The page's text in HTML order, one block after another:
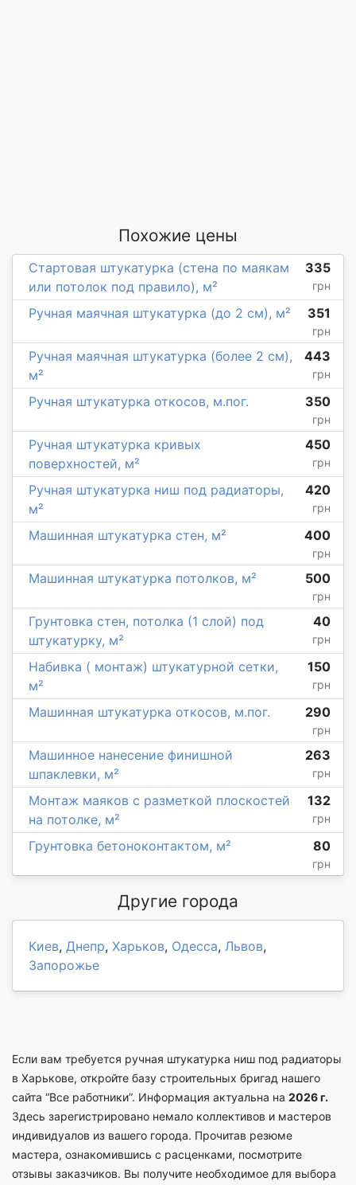
Похожие цены
Стартовая штукатурка (стена по маякам
или потолок под правило), м²
335
грн
Ручная маячная штукатурка (до 2 см), м² 351
грн
Ручная маячная штукатурка (более 2 см),
м²
443
грн
Ручная штукатурка откосов, м.пог. 350
грн
Ручная штукатурка кривых
поверхностей, м²
450
грн
Ручная штукатурка ниш под радиаторы,
м²
420
грн
Машинная штукатурка стен, м² 400
грн
Машинная штукатурка потолков, м² 500
грн
Грунтовка стен, потолка (1 слой) под
штукатурку, м²
40
грн
Набивка ( монтаж) штукатурной сетки,
м²
150
грн
Машинная штукатурка откосов, м.пог. 290
грн
Машинное нанесение финишной
шпаклевки, м²
263
грн
Монтаж маяков с разметкой плоскостей
на потолке, м²
132
грн
Грунтовка бетоноконтактом, м² 80
грн
Другие города
Киев, Днепр, Харьков, Одесса, Львов,
Запорожье
Если вам требуется ручная штукатурка ниш под радиаторы
в Харькове, откройте базу строительных бригад нашего
сайта “Все работники”. Информация актуальна на 2026 г.
Здесь зарегистрировано немало коллективов и мастеров
индивидуалов из вашего города. Прочитав резюме
мастера, ознакомившись с расценками, посмотрите
отзывы заказчиков. Вы получите необходимое для выбора